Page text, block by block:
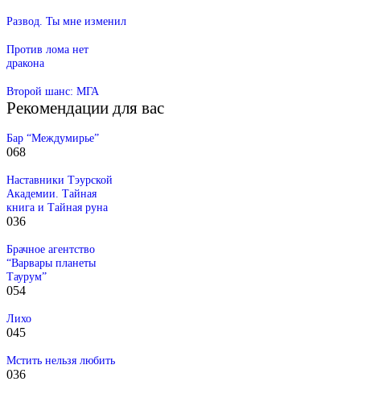
Развод. Ты мне изменил
Против лома нет
дракона
Второй шанс: МГА
Рекомендации для вас
Бар “Междумирье”
068
Наставники Тэурской
Академии. Тайная
книга и Тайная руна
036
Брачное агентство
“Варвары планеты
Таурум”
054
Лихо
045
Мстить нельзя любить
036